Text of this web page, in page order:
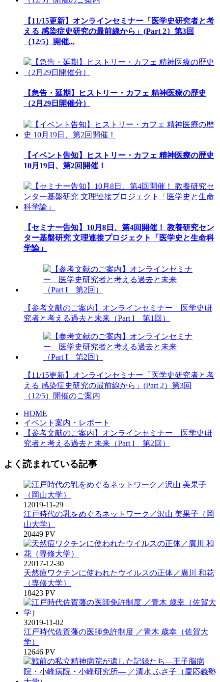
【11/15更新】オンラインセミナー「医学史研究者と考
える 感染症史研究の最前線から」(Part 2）第3回
（12/5）開催...
【急告・延期】ヒストリー・カフェ 精神医療の歴史
（2月29日開催分）
【イベント告知】ヒストリー・カフェ 精神医療の歴史
10月19日、第2回開催！
【セミナー告知】10月8日、第4回開催！ 教養研究セン
ター基盤研究 文理連接プロジェクト「医学史と生命科
学論」
【参考文献のご案内】オンラインセミナー 医学史研
究者と考える過去と未来（Part I 第1回）
【11/15更新】オンラインセミナー「医学史研究者と考
える 感染症史研究の最前線から」(Part 2）第3回
（12/5）開催のご案内
HOME
イベント案内・レポート
【参考文献のご案内】オンラインセミナー 医学史研
究者と考える過去と未来（Part I 第2回）
よく読まれている記事
1 2019-11-29
江戸時代の乳をめぐるネットワーク／沢山 美果子（岡
山大学）
20449 PV
22017-12-30
天然痘ワクチンに使われたウイルスの正体／廣川 和花
（専修大学）
18423 PV
32019-11-02
江戸時代佐賀藩の医師免許制度 ／青木 歳幸（佐賀大
学）
12646 PV